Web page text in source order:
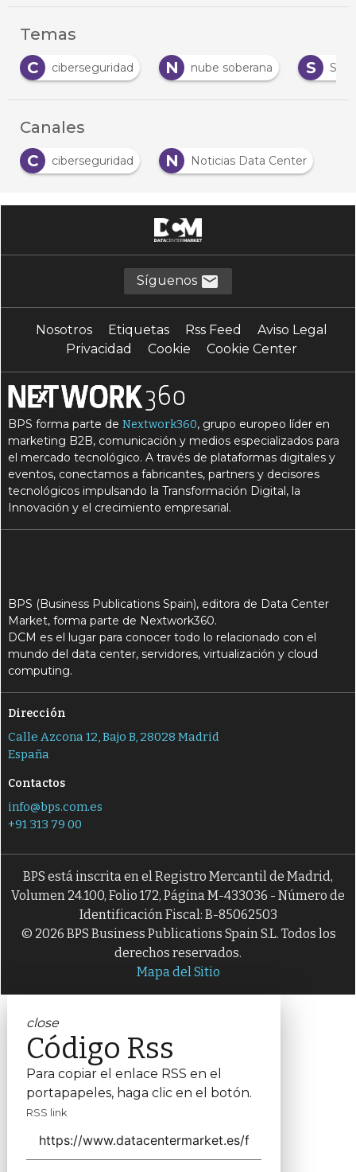
Temas
N nube soberana S Seguridad
Canales
C
ciberseguridad N Noticias Data Center
Síguenos
Nosotros Etiquetas Rss Feed
Aviso Legal
Privacidad
Cookie Cookie Center
BPS forma parte deNextwork360, grupo europeo líder en
marketing B2B, comunicación y medios especializados para
el mercado tecnológico. A través de plataformas digitales y
eventos, conectamos a fabricantes, partners y decisores
tecnológicos impulsando la Transformación Digital, la
Innovación y el crecimiento empresarial.
BPS (Business Publications Spain), editora de Data Center
Market, forma parte de Nextwork360.
DCM es el lugar para conocer todo lo relacionado con el
mundo del data center, servidores, virtualización y cloud
computing.
Dirección
Calle Azcona 12, Bajo B, 28028 Madrid
España
Contactos
info@bps.com.es
+91 313 79 00
BPS está inscrita en el Registro Mercantil de Madrid,
Volumen 24.100, Folio 172, Página M-433036 - Número de
Identificación Fiscal: B-85062503
© 2026 BPS Business Publications Spain S.L. Todos los
derechos reservados.
Mapa del Sitio
close
Código Rss
Para copiar el enlace RSS en el
portapapeles, haga clic en el botón.
RSS link